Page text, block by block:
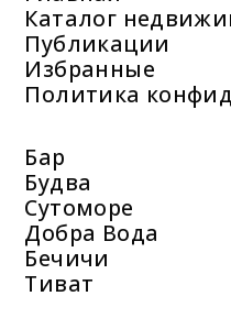
Каталог
Публикации
Избранные
Политика
Бар
Будва
Сутоморе
Добра Вода
Бечичи
Тиват